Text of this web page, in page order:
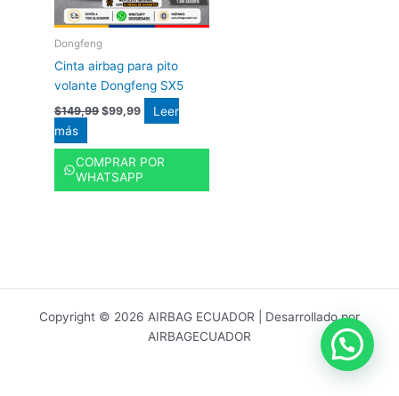
Dongfeng
Cinta airbag para pito
volante Dongfeng SX5
$149,99 $99,99
Leer
más
COMPRAR POR
WHATSAPP
Copyright © 2026 AIRBAG ECUADOR | Desarrollado por
AIRBAGECUADOR